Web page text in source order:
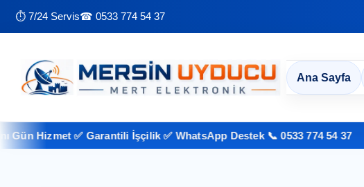
⏱ 7/24 Servis☎ 0533 774 54 37
Ana Sayfa
Hizmet ✅ Garantili İşçilik ✅ WhatsApp Destek 📞 0533 774 54 37